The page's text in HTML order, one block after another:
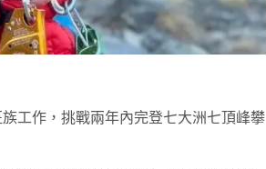
工作，挑戰兩年內完登七大洲七頂峰攀